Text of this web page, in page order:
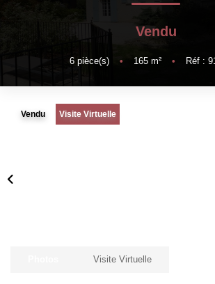
ESTIMATION
HOME STAGING
Vendu
6 pièce(s) • 165 m² • Réf :
Vendu Visite Virtuelle
Visite Virtuelle